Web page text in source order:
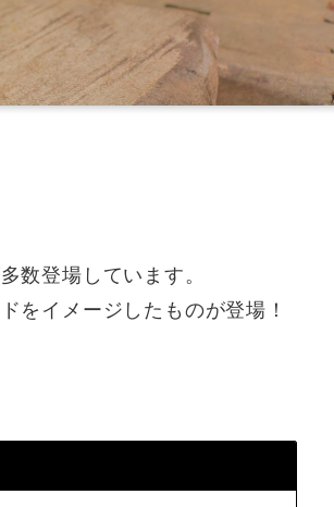
数登場しています。
をイメージしたものが登場！